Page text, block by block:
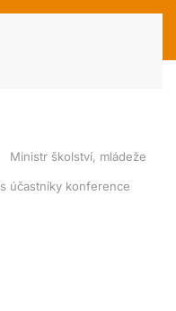
Ministr školství, mládeže
účastníky konference